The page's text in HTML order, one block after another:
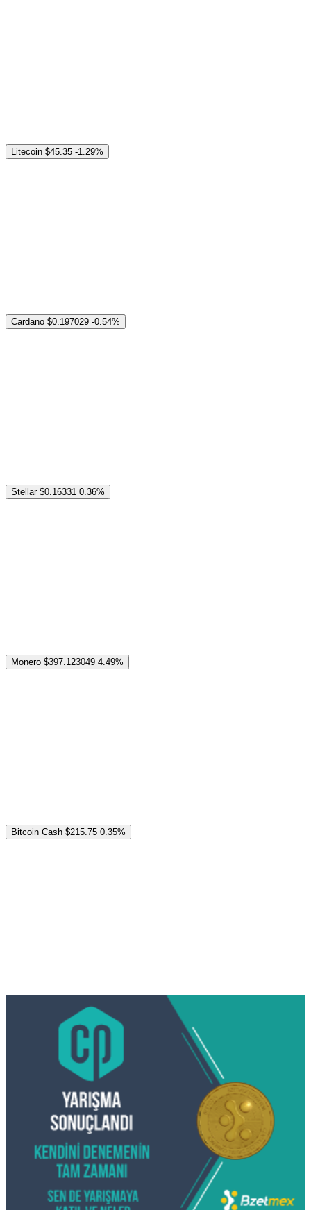
Litecoin $45.35 -1.29%
Cardano $0.197029 -0.54%
Stellar $0.16331 0.36%
Monero $397.123049 4.49%
Bitcoin Cash $215.75 0.35%